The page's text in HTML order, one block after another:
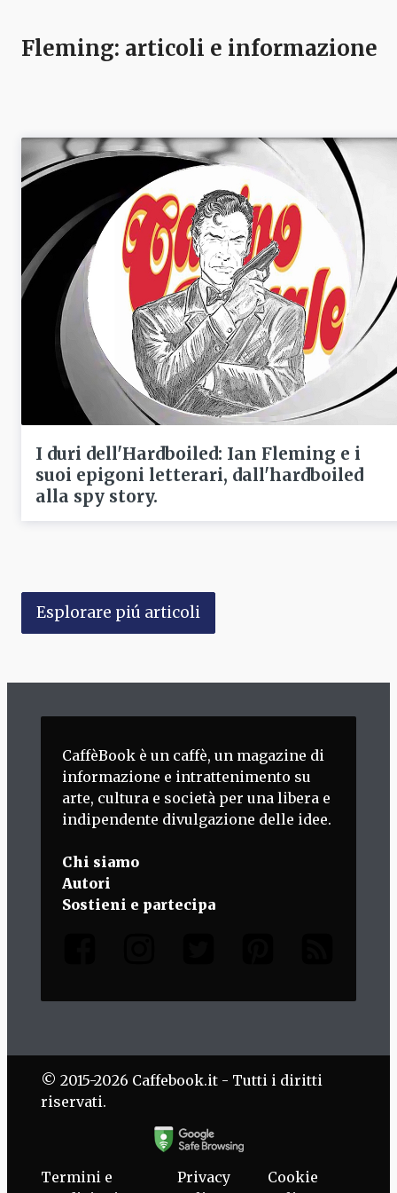
Fleming: articoli e informazione
I duri dell'Hardboiled: Ian Fleming e i
suoi epigoni letterari, dall'hardboiled
alla spy story.
Esplorare piú articoli
CaffèBook è un caffè, un magazine di
informazione e intrattenimento su
arte, cultura e società per una libera e
indipendente divulgazione delle idee.
Chi siamo
Autori
Sostieni e partecipa
© 2015-2026 Caffebook.it - Tutti i diritti
riservati.
Termini e
Privacy
Cookie